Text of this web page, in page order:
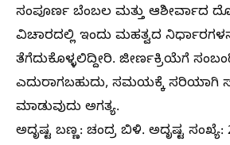
ಸಂಪೂರ್ಣ ಬೆಂಬಲ ಮತ್ತು ಆಶೀರ್ವಾದ
ವಿಚಾರದಲ್ಲಿ ಇಂದು ಮಹತ್ವದ
ತೆಗೆದುಕೊಳ್ಳಲಿದ್ದೀರಿ. ಜೀರ್ಣಕ್ರಿಯೆಗೆ
ಎದುರಾಗಬಹುದು, ಸಮಯಕ್ಕೆ ಸರಿಯಾಗಿ
ಮಾಡುವುದು ಅಗತ್ಯ.
ಅದೃಷ್ಟ ಬಣ್ಣ: ಚಂದ್ರ ಬಿಳಿ. ಅದೃಷ್ಟ ಸಂಖ್ಯೆ: